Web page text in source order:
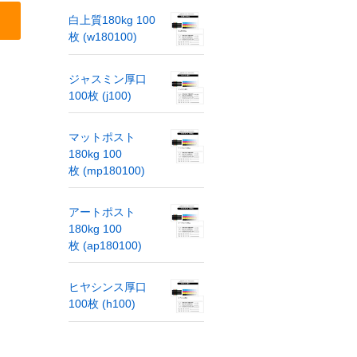
白上質180kg 100
枚 (w180100)
ジャスミン厚口
100枚 (j100)
マットポスト
180kg 100
枚 (mp180100)
アートポスト
180kg 100
枚 (ap180100)
ヒヤシンス厚口
100枚 (h100)